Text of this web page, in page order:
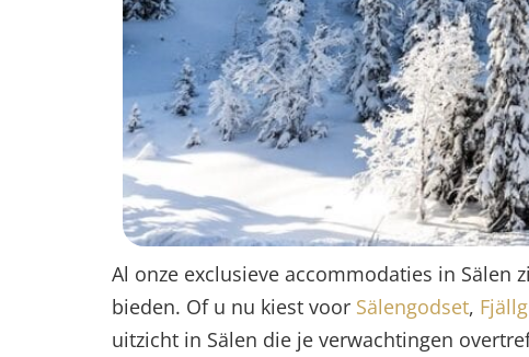
Al onze exclusieve accommodaties in
bieden. Of u nu kiest voor Sälengodset,
uitzicht in Sälen die je verwachtingen